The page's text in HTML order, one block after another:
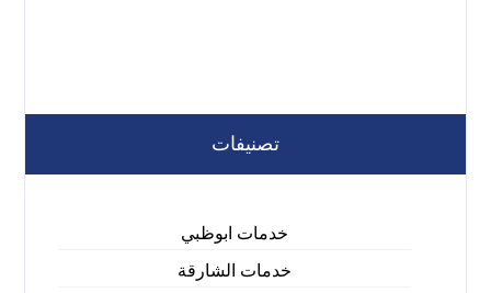
تصنيفات
خدمات ابوظبي
خدمات الشارقة